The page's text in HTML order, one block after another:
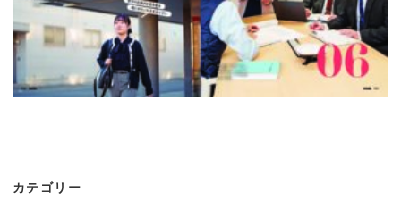
カテゴリー